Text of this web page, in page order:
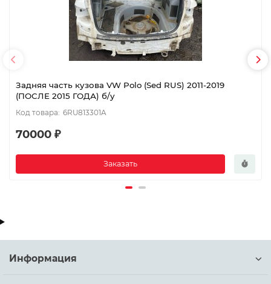
Задняя часть кузова VW Polo (Sed RUS) 2011-2019
(ПОСЛЕ 2015 ГОДА) б/у
6RU813301A
70000 ₽
Заказать
Информация